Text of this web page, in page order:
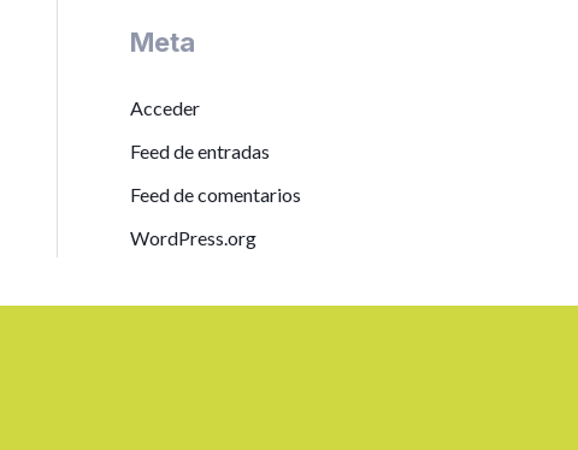
Meta
Acceder
Feed de entradas
Feed de comentarios
WordPress.org